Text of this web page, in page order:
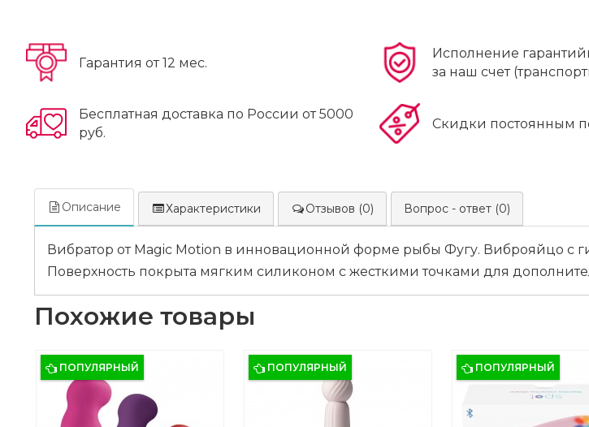
Гарантия от 12 мес.
Исполнение
за наш счет
Бесплатная доставка по России от 5000
руб.
Скидки постоянным
Описание Характеристики Отзывов (0) Вопрос - ответ (0)
Вибратор от Magic Motion в инновационной форме рыбы Фугу. Виброяйцо с
Поверхность покрыта мягким силиконом с жесткими точками для
Похожие товары
ПОПУЛЯРНЫЙ ПОПУЛЯРНЫЙ ПОПУЛЯРНЫЙ